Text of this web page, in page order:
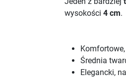
wysokości 4 cm.
Średnia
Elegancki,